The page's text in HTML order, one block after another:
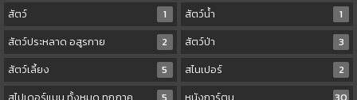
สัตว์
1 สัตว์น้ำ
1
สัตว์ประหลาด อสูรกาย
2 สัตว์ป่า
3
สัตว์เลี้ยง
5 สไนเปอร์
2